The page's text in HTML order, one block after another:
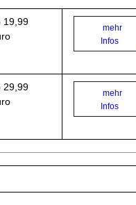
19,99
mehr
Infos
29,99
mehr
Infos